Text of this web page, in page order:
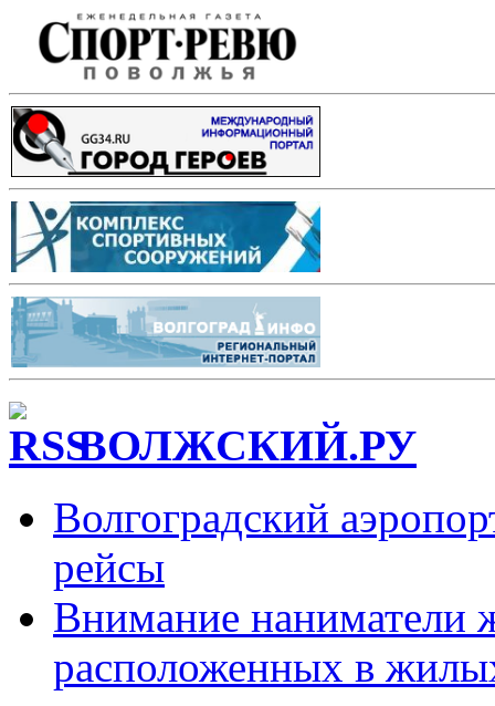
ВОЛЖСКИЙ.РУ
Волгоградский
рейсы
Внимание
расположенных в